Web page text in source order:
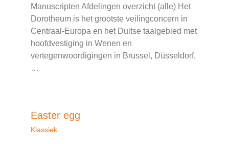
Manuscripten Afdelingen overzicht (alle) Het
Dorotheum is het grootste veilingconcern in
Centraal-Europa en het Duitse taalgebied met
hoofdvestiging in Wenen en
vertegenwoordigingen in Brussel, Düsseldorf,
…
Easter egg
Klassiek